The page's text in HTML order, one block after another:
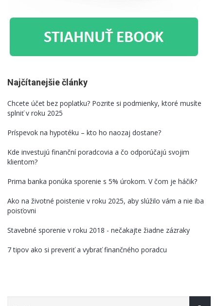
Najčítanejšie články
Chcete účet bez poplatku? Pozrite si podmienky, ktoré musíte
splniť v roku 2025
Príspevok na hypotéku – kto ho naozaj dostane?
Kde investujú finanční poradcovia a čo odporúčajú svojim
klientom?
Prima banka ponúka sporenie s 5% úrokom. V čom je háčik?
Ako na životné poistenie v roku 2025, aby slúžilo vám a nie iba
poisťovni
Stavebné sporenie v roku 2018 - nečakajte žiadne zázraky
7 tipov ako si preveriť a vybrať finančného poradcu